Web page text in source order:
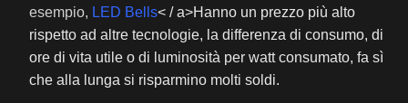
esempio, LED Bells< / a>Hanno un prezzo più alto
rispetto ad altre tecnologie, la differenza di consumo, di
ore di vita utile o di luminosità per watt consumato, fa sì
che alla lunga si risparmino molti soldi.